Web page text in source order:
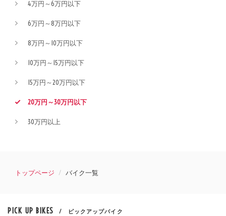
4万円～6万円以下
6万円～8万円以下
8万円～10万円以下
10万円～15万円以下
15万円～20万円以下
20万円～30万円以下
30万円以上
トップページ バイク一覧
PICK UP BIKES / ピックアップバイク